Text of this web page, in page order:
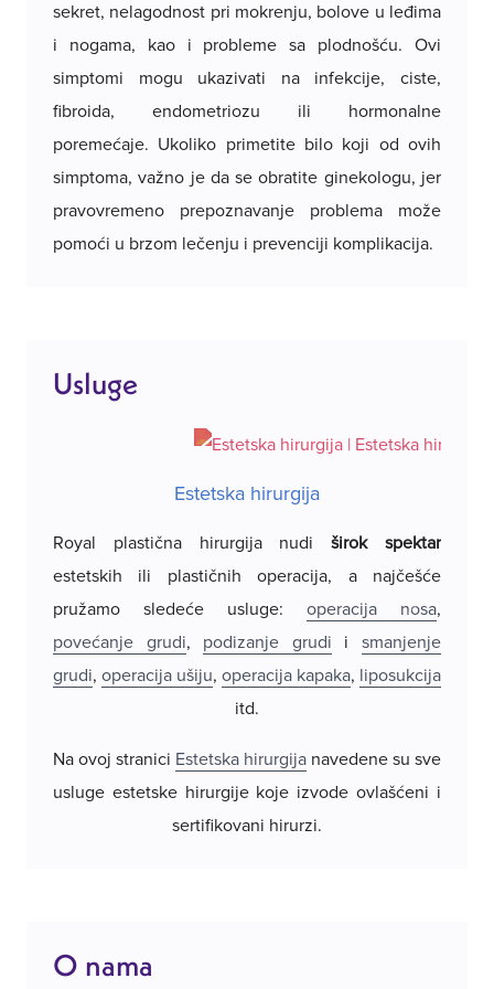
prethodnim testovima.
Sam postupak traje nekoliko minuta, a rezultati se
obično dobijaju nakon nekoliko dana.
sekret, nelagodnost pri mokrenju, bolove u leđima
i nogama, kao i probleme sa plodnošću. Ovi
simptomi mogu ukazivati na infekcije, ciste,
fibroida, endometriozu ili hormonalne
poremećaje. Ukoliko primetite bilo koji od ovih
simptoma, važno je da se obratite ginekologu, jer
pravovremeno prepoznavanje problema može
pomoći u brzom lečenju i prevenciji komplikacija.
Usluge
Estetska hirurgija
Royal plastična hirurgija nudi širok spektar
estetskih ili plastičnih operacija, a najčešće
pružamo sledeće usluge: operacija nosa,
povećanje grudi, podizanje grudi ismanjenje
grudi, operacija ušiju, operacija kapaka, liposukcija
itd.
Na ovoj stranici Estetska hirurgija navedene su sve
usluge estetske hirurgije koje izvode ovlašćeni i
sertifikovani hirurzi.
O nama